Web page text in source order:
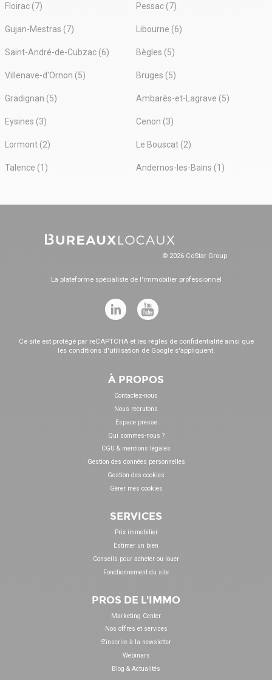
Floirac (7) Pessac (7)
Gujan-Mestras (7) Libourne (6)
Saint-André-de-Cubzac (6) Bègles (5)
Villenave-d'Ornon (5) Bruges (5)
Gradignan (5) Ambarès-et-Lagrave (5)
Eysines (3) Cenon (3)
Lormont (2) Le Bouscat (2)
Talence (1) Andernos-les-Bains (1)
© 2026 CoStar Group
La plateforme spécialiste de l'immobilier professionnel
Ce site est protégé par reCAPTCHA et les règles de confidentialitéainsi que
les conditions d'utilisation de Google s'appliquent.
À PROPOS
Contactez-nous
Nous recrutons
Espace presse
Qui sommes-nous ?
CGU & mentions légales
Gestion des données personnelles
Gestion des cookies
Gérer mes cookies
SERVICES
Prix immobilier
Estimer un bien
Conseils pour acheter ou louer
Fonctionnement du site
PROS DE L'IMMO
Marketing Center
Nos offres et services
S'inscrire à la newsletter
Webinars
Blog & Actualités